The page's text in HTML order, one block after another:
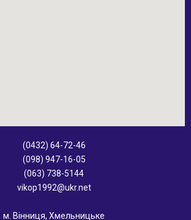
(0432) 64-72-46
(098) 947-16-05
(063) 738-5144
vikop1992@ukr.net
м. Вінниця, Хмельницьке